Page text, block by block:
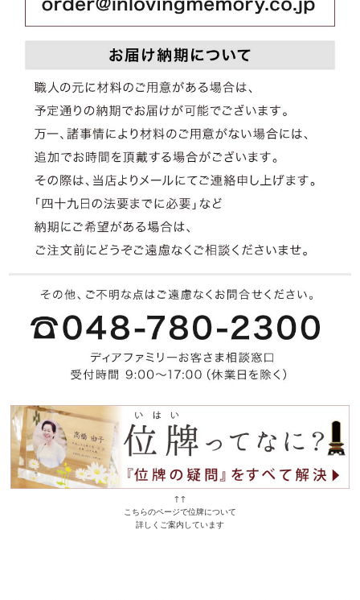
↑↑
こちらのページで位牌について
詳しくご案内しています